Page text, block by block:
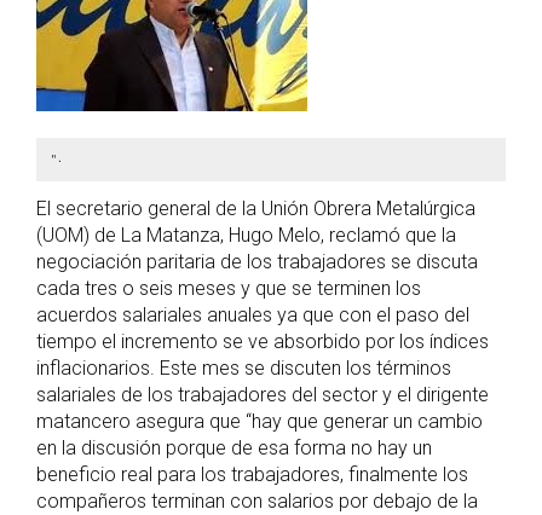
".
El secretario general de la Unión Obrera Metalúrgica
(UOM) de La Matanza, Hugo Melo, reclamó que la
negociación paritaria de los trabajadores se discuta
cada tres o seis meses y que se terminen los
acuerdos salariales anuales ya que con el paso del
tiempo el incremento se ve absorbido por los índices
inflacionarios. Este mes se discuten los términos
salariales de los trabajadores del sector y el dirigente
matancero asegura que “hay que generar un cambio
en la discusión porque de esa forma no hay un
beneficio real para los trabajadores, finalmente los
compañeros terminan con salarios por debajo de la